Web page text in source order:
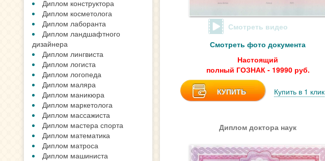
Диплом конструктора
Диплом косметолога
Диплом лаборанта
Диплом ландшафтного
дизайнера
Диплом лингвиста
Диплом логиста
Диплом логопеда
Диплом маляра
Диплом маникюра
Диплом маркетолога
Диплом массажиста
Диплом мастера спорта
Диплом математика
Диплом матроса
Диплом машиниста
Смотреть видео
Смотреть фото документа
Настоящий
полный ГОЗНАК - 19990 руб.
КУПИТЬ Купить в 1 клик
Диплом доктора наук